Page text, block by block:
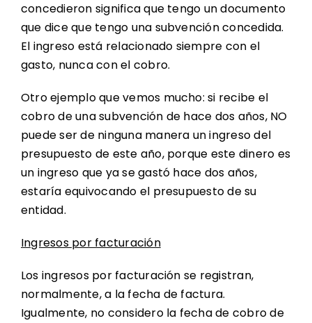
concedieron significa que tengo un documento
que dice que tengo una subvención concedida.
El ingreso está relacionado siempre con el
gasto, nunca con el cobro.
Otro ejemplo que vemos mucho: si recibe el
cobro de una subvención de hace dos años, NO
puede ser de ninguna manera un ingreso del
presupuesto de este año, porque este dinero es
un ingreso que ya se gastó hace dos años,
estaría equivocando el presupuesto de su
entidad.
Ingresos por facturación
Los ingresos por facturación se registran,
normalmente, a la fecha de factura.
Igualmente, no considero la fecha de cobro de